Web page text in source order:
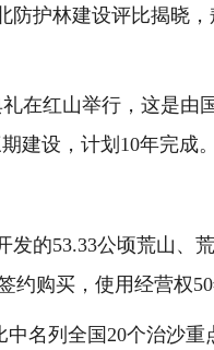
防护林建设评比揭晓
在红山举行，这是由
建设，计划 10年完成。
发的53.33公顷荒山、
约购买，使用经营权50
中名列全国20个治沙重